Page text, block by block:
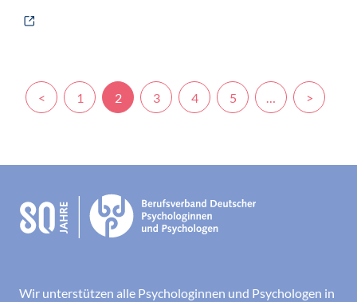
< 1 2 3 4 5 … >
Wir unterstützen alle Psychologinnen und Psychologen in